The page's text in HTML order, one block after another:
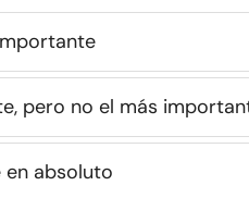
pero no el más
absoluto